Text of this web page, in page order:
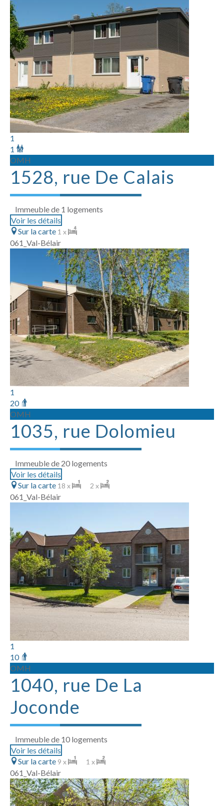
1
1
OMH
1528, rue De Calais
Immeuble de 1 logements
Voir les détails
Sur la carte 1 x
061_Val-Bélair
1
20
OMH
1035, rue Dolomieu
Immeuble de 20 logements
Voir les détails
Sur la carte 18 x 2 x
061_Val-Bélair
1
10
OMH
1040, rue De La
Joconde
Immeuble de 10 logements
Voir les détails
Sur la carte 9 x 1 x
061_Val-Bélair